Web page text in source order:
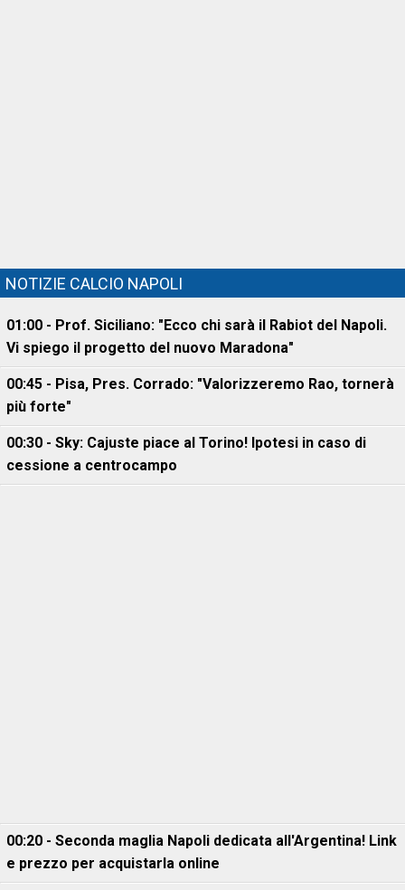
NOTIZIE CALCIO NAPOLI
01:00 - Prof. Siciliano: "Ecco chi sarà il Rabiot del Napoli.
Vi spiego il progetto del nuovo Maradona"
00:45 - Pisa, Pres. Corrado: "Valorizzeremo Rao, tornerà
più forte"
00:30 - Sky: Cajuste piace al Torino! Ipotesi in caso di
cessione a centrocampo
00:20 - Seconda maglia Napoli dedicata all'Argentina! Link
e prezzo per acquistarla online